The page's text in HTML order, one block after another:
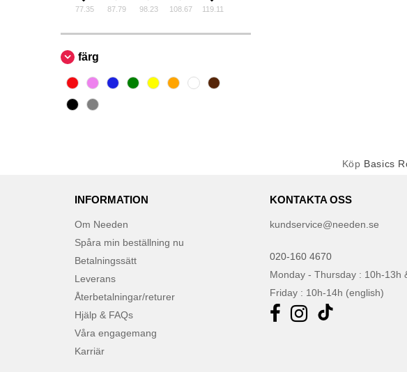
77.35 87.79 98.23 108.67 119.11
färg
Köp Basics
INFORMATION
Om Needen
Spåra min beställning nu
Betalningssätt
Leverans
Återbetalningar/returer
Hjälp & FAQs
Våra engagemang
Karriär
KONTAKTA OSS
kundservice@needen.se
020-160 4670
Monday - Thursday : 10h-13h
Friday : 10h-14h (english)